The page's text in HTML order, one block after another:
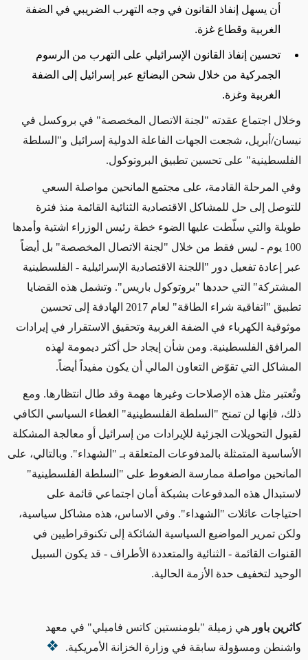
أن يسهل إنفاذ القانون في وجه التهرب الضريبي في الضفة
الغربية وقطاع غزة.
تحسين إنفاذ القانون الإسرائيلي على التهرب من الرسوم
الجمركية من خلال شحن البضائع عبر إسرائيل إلى الضفة
الغربية وغزة.
وخلال اجتماع عقدته "لجنة الاتصال المخصصة" في بروكسل في
نيسان/أبريل، شجعت الجهات الفاعلة الدولية إسرائيل و"السلطة
الفلسطينية" على تحسين تطبيق البروتوكول.
وفي المرحلة القادمة، على مجتمع المانحين مواصلة السعي
للتوصل إلى حل للمشاكل الاقتصادية الثنائية القائمة منذ فترة
طويلة والتي سلّطت عليها الضوء خطة رئيس الوزراء اشتية وأمدها
100 يوم - ليس فقط من خلال "لجنة الاتصال المخصصة" بل أيضاً
عبر إعادة تفعيل دور "اللجنة الاقتصادية الإسرائيلية - الفلسطينية
المشتركة" التي حددها "بروتوكول باريس". وتشمل هذه القضايا
تطبيق "اتفاقية شراء الطاقة" لعام 2017 الهادفة إلى تحسين
موثوقية الكهرباء في الضفة الغربية وتحقيق الاستقرار في إيرادات
المرافق الفلسطينية. ومن شأن إيجاد حل أكثر ديمومة لهذه
المشاكل التي تقوّض التعاون المالي أن يكون مفيداً أيضاً.
وتُعتبر مثل هذه الإصلاحات وغيرها مهمة وقد طال انتظارها. ومع
ذلك، فإنها لن تمنح "السلطة الفلسطينية" الغطاء السياسي الكافي
لقبول التحويلات الجزئية للإيرادات من إسرائيل أو معالجة المشكلة
الأساسية المتمثلة بالمدفوعات المتعلقة بـ "الشهداء". وبالتالي، على
المانحين مواصلة ممارسة الضغوط على "السلطة الفلسطينية"
لاستبدال هذه المدفوعات بشبكة أمان اجتماعي قائمة على
احتياجات عائلات "الشهداء". وفي الاساس، هذه مشاكل سياسية،
ولكن تمرير المواضيع السياسية الشائكة إلى تكنوقراطيين في
القنوات القائمة - الثنائية والمتعددة الأطراف - قد يكون السبيل
الوحيد لتخفيف حدة الأزمة الحالية.
كاثرين باور هي زميلة "بلومنستين كاتس فاميلي" في معهد
واشنطن ومسؤولة سابقة في وزارة الخزانة الأمريكية.